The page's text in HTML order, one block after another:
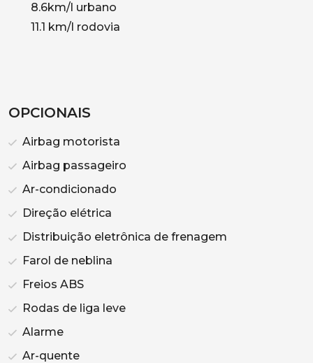
8.6km/l urbano
11.1 km/l rodovia
OPCIONAIS
Airbag motorista
Airbag passageiro
Ar-condicionado
Direção elétrica
Distribuição eletrônica de frenagem
Farol de neblina
Freios ABS
Rodas de liga leve
Alarme
Ar-quente